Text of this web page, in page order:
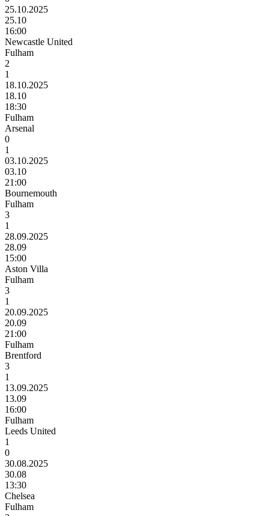
25.10.2025
25.10
16:00
Newcastle United
Fulham
2
1
18.10.2025
18.10
18:30
Fulham
Arsenal
0
1
03.10.2025
03.10
21:00
Bournemouth
Fulham
3
1
28.09.2025
28.09
15:00
Aston Villa
Fulham
3
1
20.09.2025
20.09
21:00
Fulham
Brentford
3
1
13.09.2025
13.09
16:00
Fulham
Leeds United
1
0
30.08.2025
30.08
13:30
Chelsea
Fulham